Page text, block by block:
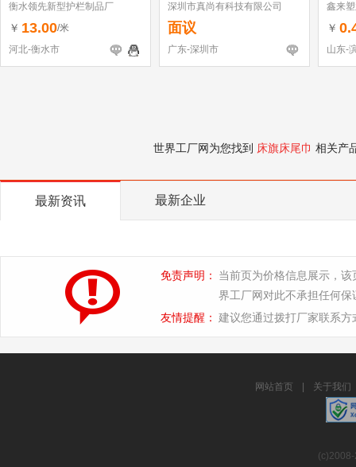
衡水领先新型护栏制品厂
￥ 13.00/米
河北-衡水市
深圳市真尚有科技有限公司
面议
广东-深圳市
鑫来
￥
山东-
世界工厂网为您找到 床旗床尾巾 相关产
最新资讯 最新企业
免责声明：
当前页为价格信息展示，
界工厂网对此不承担任何保
友情提醒： 建议您通过拨打厂家联系
网站首页 关于我们